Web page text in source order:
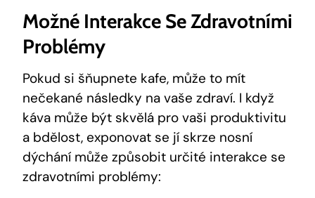
Možné Interakce Se Zdravotními
Problémy
Pokud si šňupnete kafe, může to mít
nečekané následky na vaše zdraví. I když
káva může být skvělá pro vaši produktivitu
a bdělost, ‌exponovat ⁢se jí ‌skrze nosní
dýchání ⁣může‌ způsobit určité interakce se
zdravotními problémy: